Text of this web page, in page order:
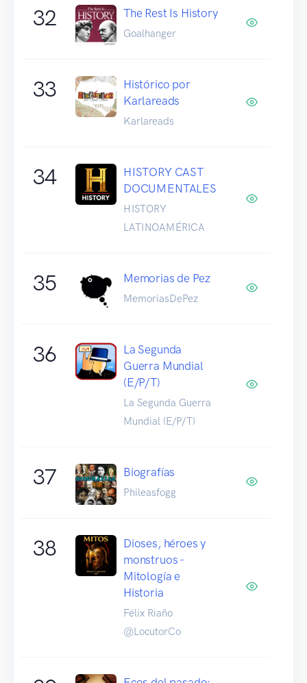
32 The Rest Is History
Goalhanger
33
Histórico por
Karlareads
Karlareads
34
HISTORY CAST
DOCUMENTALES
HISTORY
LATINOAMÉRICA
35 Memorias de Pez
MemoriasDePez
36
La Segunda
Guerra Mundial
(E/P/T)
La Segunda Guerra
Mundial (E/P/T)
37 Biografías
Phileasfogg
38
Dioses, héroes y
monstruos -
Mitología e
Historia
Félix Riaño
@LocutorCo